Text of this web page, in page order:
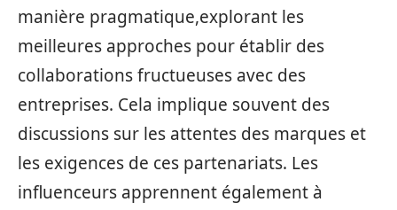
manière pragmatique,explorant les
meilleures approches pour établir des
collaborations fructueuses avec des
entreprises. Cela implique souvent des
discussions sur les attentes des marques et
les exigences de ces partenariats. Les
influenceurs apprennent également à